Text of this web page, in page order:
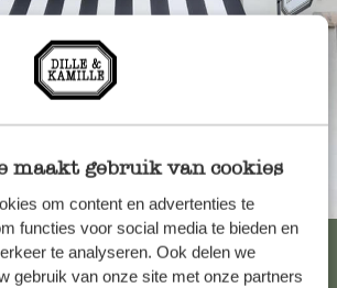
maakt gebruik van cookies
om content en advertenties te
functies voor social media te bieden en
te analyseren. Ook delen we
gebruik van onze site met onze partners
de buurt
winkels